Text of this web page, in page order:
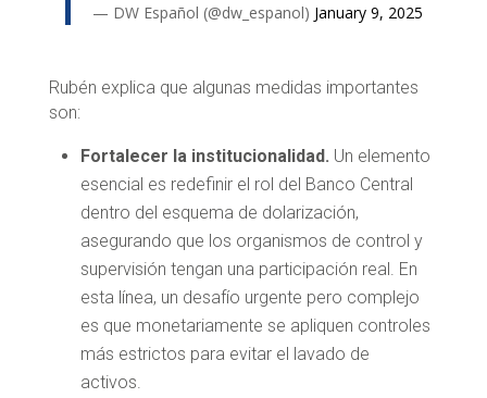
— DW Español (@dw_espanol) January 9, 2025
Rubén explica que algunas medidas importantes
son:
Fortalecer la institucionalidad. Un elemento
esencial es redefinir el rol del Banco Central
dentro del esquema de dolarización,
asegurando que los organismos de control y
supervisión tengan una participación real. En
esta línea, un desafío urgente pero complejo
es que monetariamente se apliquen controles
más estrictos para evitar el lavado de
activos.